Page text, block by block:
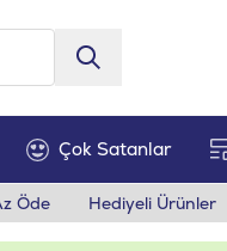
Çok Satanlar
Öde Hediyeli Ürünler